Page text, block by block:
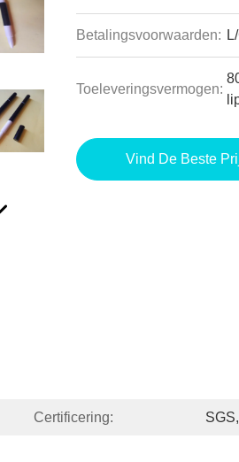
Betalingsvoorwaarden:
Toeleveringsvermogen:
Vind De Beste
Certificering: